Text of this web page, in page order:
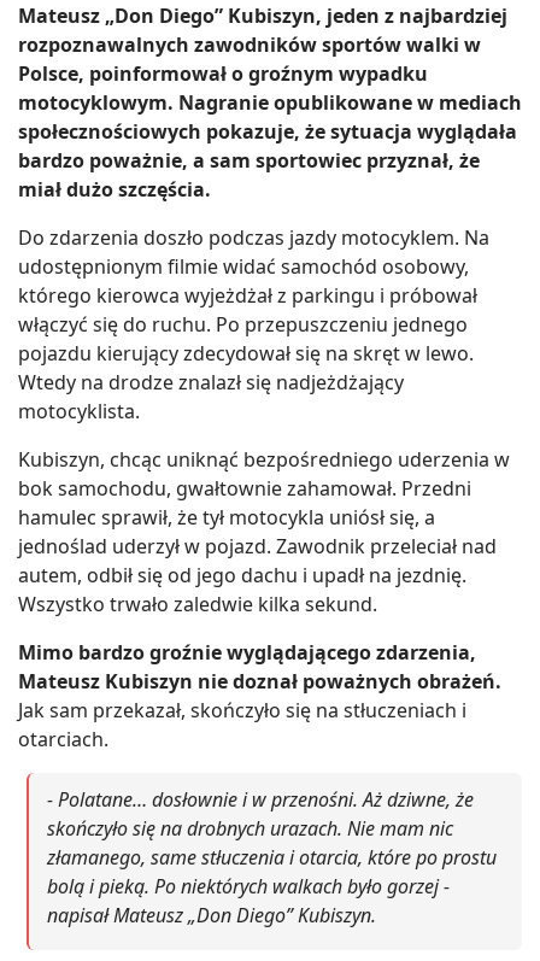
Mateusz „Don Diego” Kubiszyn, jeden z najbardziej
rozpoznawalnych zawodników sportów walki w
Polsce, poinformował o groźnym wypadku
motocyklowym. Nagranie opublikowane w mediach
społecznościowych pokazuje, że sytuacja wyglądała
bardzo poważnie, a sam sportowiec przyznał, że
miał dużo szczęścia.
Do zdarzenia doszło podczas jazdy motocyklem. Na
udostępnionym filmie widać samochód osobowy,
którego kierowca wyjeżdżał z parkingu i próbował
włączyć się do ruchu. Po przepuszczeniu jednego
pojazdu kierujący zdecydował się na skręt w lewo.
Wtedy na drodze znalazł się nadjeżdżający
motocyklista.
Kubiszyn, chcąc uniknąć bezpośredniego uderzenia w
bok samochodu, gwałtownie zahamował. Przedni
hamulec sprawił, że tył motocykla uniósł się, a
jednoślad uderzył w pojazd. Zawodnik przeleciał nad
autem, odbił się od jego dachu i upadł na jezdnię.
Wszystko trwało zaledwie kilka sekund.
Mimo bardzo groźnie wyglądającego zdarzenia,
Mateusz Kubiszyn nie doznał poważnych obrażeń.
Jak sam przekazał, skończyło się na stłuczeniach i
otarciach.
- Polatane… dosłownie i w przenośni. Aż dziwne, że
skończyło się na drobnych urazach. Nie mam nic
złamanego, same stłuczenia i otarcia, które po prostu
bolą i pieką. Po niektórych walkach było gorzej -
napisał Mateusz „Don Diego” Kubiszyn.